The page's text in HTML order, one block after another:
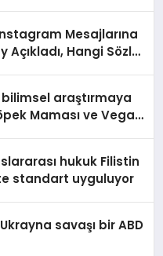
Mesajlarına
Açıkladı, Hangi Sözler
bilimsel araştırmaya
Maması ve Vegan
hukuk Filistin
standart uyguluyor
savaşı bir ABD